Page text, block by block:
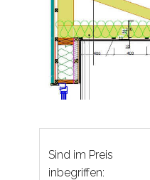
Sind im Preis
inbegriffen: